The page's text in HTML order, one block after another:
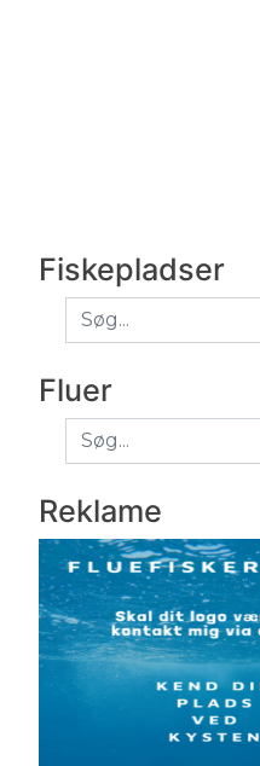
Fiskepladser
Fluer
Reklame